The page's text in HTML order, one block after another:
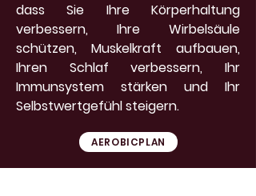
dass Sie Ihre Körperhaltung
verbessern, Ihre Wirbelsäule
schützen, Muskelkraft aufbauen,
Ihren Schlaf verbessern, Ihr
Immunsystem stärken und Ihr
Selbstwertgefühl steigern.
AEROBICPLAN